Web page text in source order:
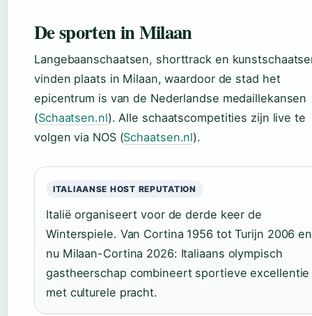
De sporten in Milaan
Langebaanschaatsen, shorttrack en
vinden plaats in Milaan, waardoor de stad het
epicentrum is van de Nederlandse medaillekansen
(Schaatsen.nl). Alle schaatscompetities zijn live te
volgen via NOS (Schaatsen.nl).
ITALIAANSE HOST REPUTATION
Italië organiseert voor de derde keer de
Winterspiele. Van Cortina 1956 tot Turijn 2006 en
nu Milaan-Cortina 2026: Italiaans olympisch
gastheerschap combineert sportieve excellentie
met culturele pracht.